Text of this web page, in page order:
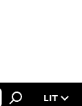
LIT